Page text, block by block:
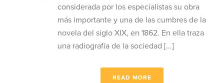
considerada por los especialistas su obra
más importante y una de las cumbres de la
novela del siglo XIX, en 1862. En ella traza
una radiografía de la sociedad [...]
READ MORE